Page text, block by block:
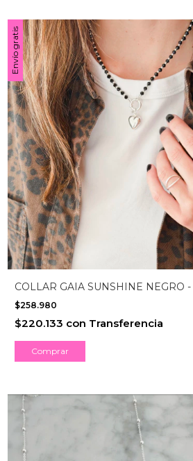
Envío gratis
COLLAR GAIA SUNSHINE NEGRO
$258.980
$220.133 con Transferencia